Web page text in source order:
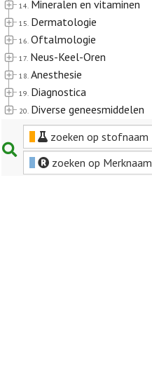
14. Mineralen en vitaminen
15. Dermatologie
16. Oftalmologie
17. Neus-Keel-Oren
18. Anesthesie
19. Diagnostica
20. Diverse geneesmiddelen
zoeken op stofnaam
zoeken op Merknaam